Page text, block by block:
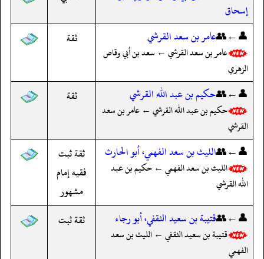
إسحاق
👤←👥عامر بن سعد القرشي
عامر بن سعد القرشي ← سعد بن أبي وقاص
الزهري
ثقة
👤←👥حكيم بن عبد الله القرشي
حكيم بن عبد الله القرشي ← عامر بن سعد
القرشي
ثقة
👤←👥الليث بن سعد الفهمي، أبو الحارث
الليث بن سعد الفهمي ← حكيم بن عبد
الله القرشي
ثقة ثبت
فقيه إمام
مشهور
👤←👥قتيبة بن سعيد الثقفي، أبو رجاء
قتيبة بن سعيد الثقفي ← الليث بن سعد
الفهمي
ثقة ثبت